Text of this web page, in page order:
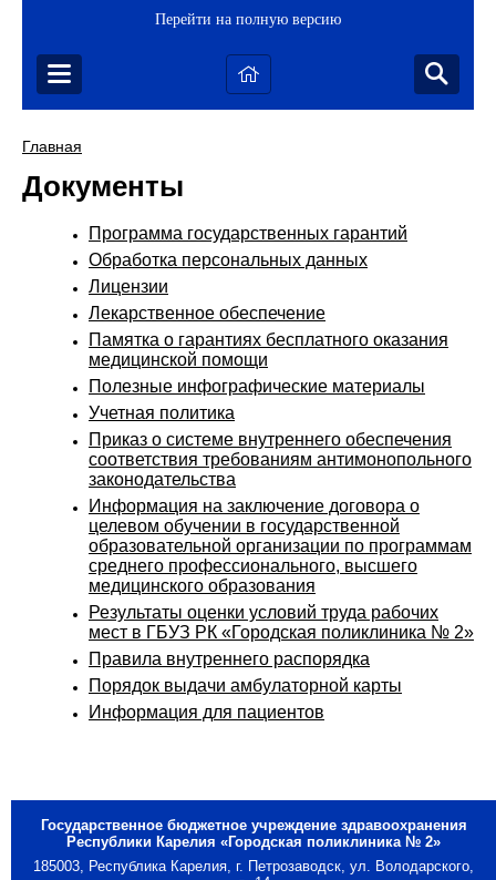
Перейти на полную версию
Главная
Документы
Программа государственных гарантий
Обработка персональных данных
Лицензии
Лекарственное обеспечение
Памятка о гарантиях бесплатного оказания
медицинской помощи
Полезные инфографические материалы
Учетная политика
Приказ о системе внутреннего обеспечения
соответствия требованиям антимонопольного
законодательства
Информация на заключение договора о
целевом обучении в государственной
образовательной организации по программам
среднего профессионального, высшего
медицинского образования
Результаты оценки условий труда рабочих
мест в ГБУЗ РК «Городская поликлиника № 2»
Правила внутреннего распорядка
Порядок выдачи амбулаторной карты
Информация для пациентов
Государственное бюджетное учреждение здравоохранения
Республики Карелия «Городская поликлиника № 2»
185003, Республика Карелия, г. Петрозаводск, ул. Володарского,